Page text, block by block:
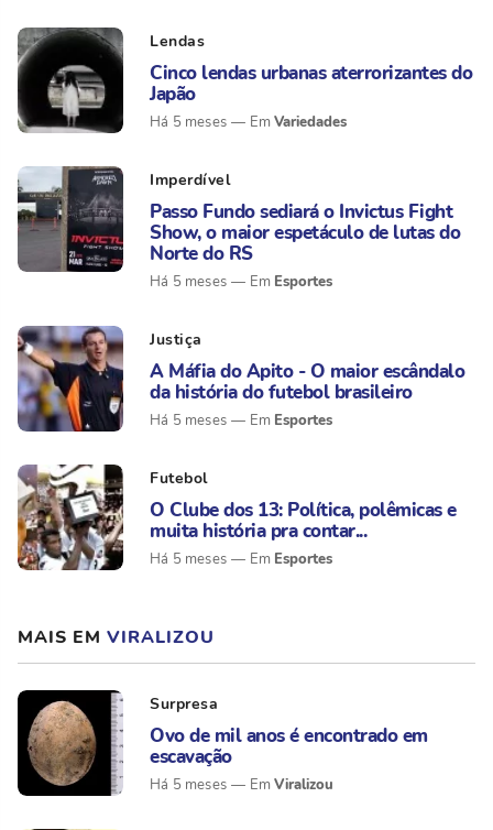
Lendas
Cinco lendas urbanas aterrorizantes do
Japão
Há 5 meses Variedades
Imperdível
Passo Fundo sediará o Invictus Fight
Show, o maior espetáculo de lutas do
Norte do RS
Há 5 meses Esportes
Justiça
A Máfia do Apito - O maior escândalo
da história do futebol brasileiro
Há 5 meses Esportes
Futebol
O Clube dos 13: Política, polêmicas e
muita história pra contar...
Há 5 meses Esportes
MAIS EM VIRALIZOU
Surpresa
Ovo de mil anos é encontrado em
escavação
Há 5 meses Viralizou